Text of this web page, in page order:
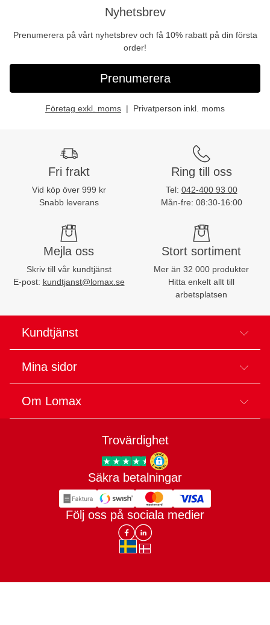
Nyhetsbrev
Prenumerera på vårt nyhetsbrev och få 10% rabatt på din första
order!
Prenumerera
Företag exkl. moms Privatperson inkl. moms
Fri frakt
Vid köp över 999 kr
Snabb leverans
Ring till oss
Tel: 042-400 93 00
Mån-fre: 08:30-16:00
Mejla oss
Skriv till vår kundtjänst
E-post: kundtjanst@lomax.se
Stort sortiment
Mer än 32 000 produkter
Hitta enkelt allt till
arbetsplatsen
Kundtjänst
Mina sidor
Om Lomax
Trovärdighet
Trygg E-handel
Säkra betalningar
Följ oss på sociala medier
Lomax DK Facebook
Lomax SE LinkIn
sv-SEda-DK